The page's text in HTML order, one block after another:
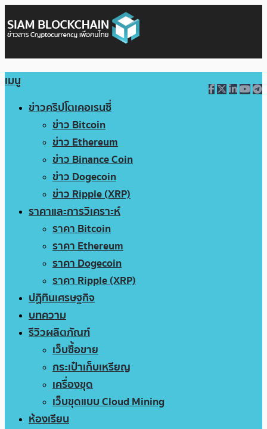
เมนู
ข่าวคริปโตเคอเรนซี่
ข่าว Bitcoin
ข่าว Ethereum
ข่าว Binance Coin
ข่าว Dogecoin
ข่าว Ripple (XRP)
ราคาและการวิเคราะห์
ราคา Bitcoin
ราคา Ethereum
ราคา Dogecoin
ราคา Ripple (XRP)
ปฏิทินเศรษฐกิจ
บทความ
รีวิวผลิตภัณฑ์
เว็บซื้อขาย
กระเป๋าเก็บเหรียญ
เครื่องขุด
เว็บขุดแบบ Cloud Mining
ห้องเรียน